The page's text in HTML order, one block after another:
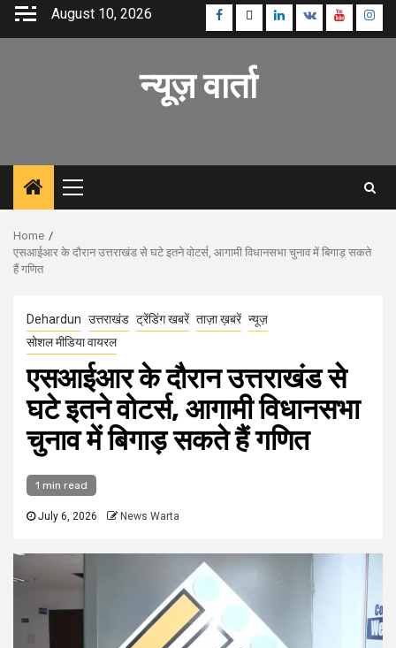
Skip
August 10, 2026 Facebook
TwitterLinkedin
VK Youtube
न्यूज़ वार्ता
Primary
Menu
Home
एसआईआर के दौरान उत्तराखंड से घटे इतने वोटर्स, आगामी विधानसभा चुनाव में बिगाड़ सकते
हैं गणित
Dehardun उत्तराखंड ट्रेंडिंग खबरें ताज़ा ख़बरें न्यूज़
सोशल मीडिया वायरल
एसआईआर के दौरान उत्तराखंड से
घटे इतने वोटर्स, आगामी विधानसभा
चुनाव में बिगाड़ सकते हैं गणित
1 min read
July 6, 2026 News Warta